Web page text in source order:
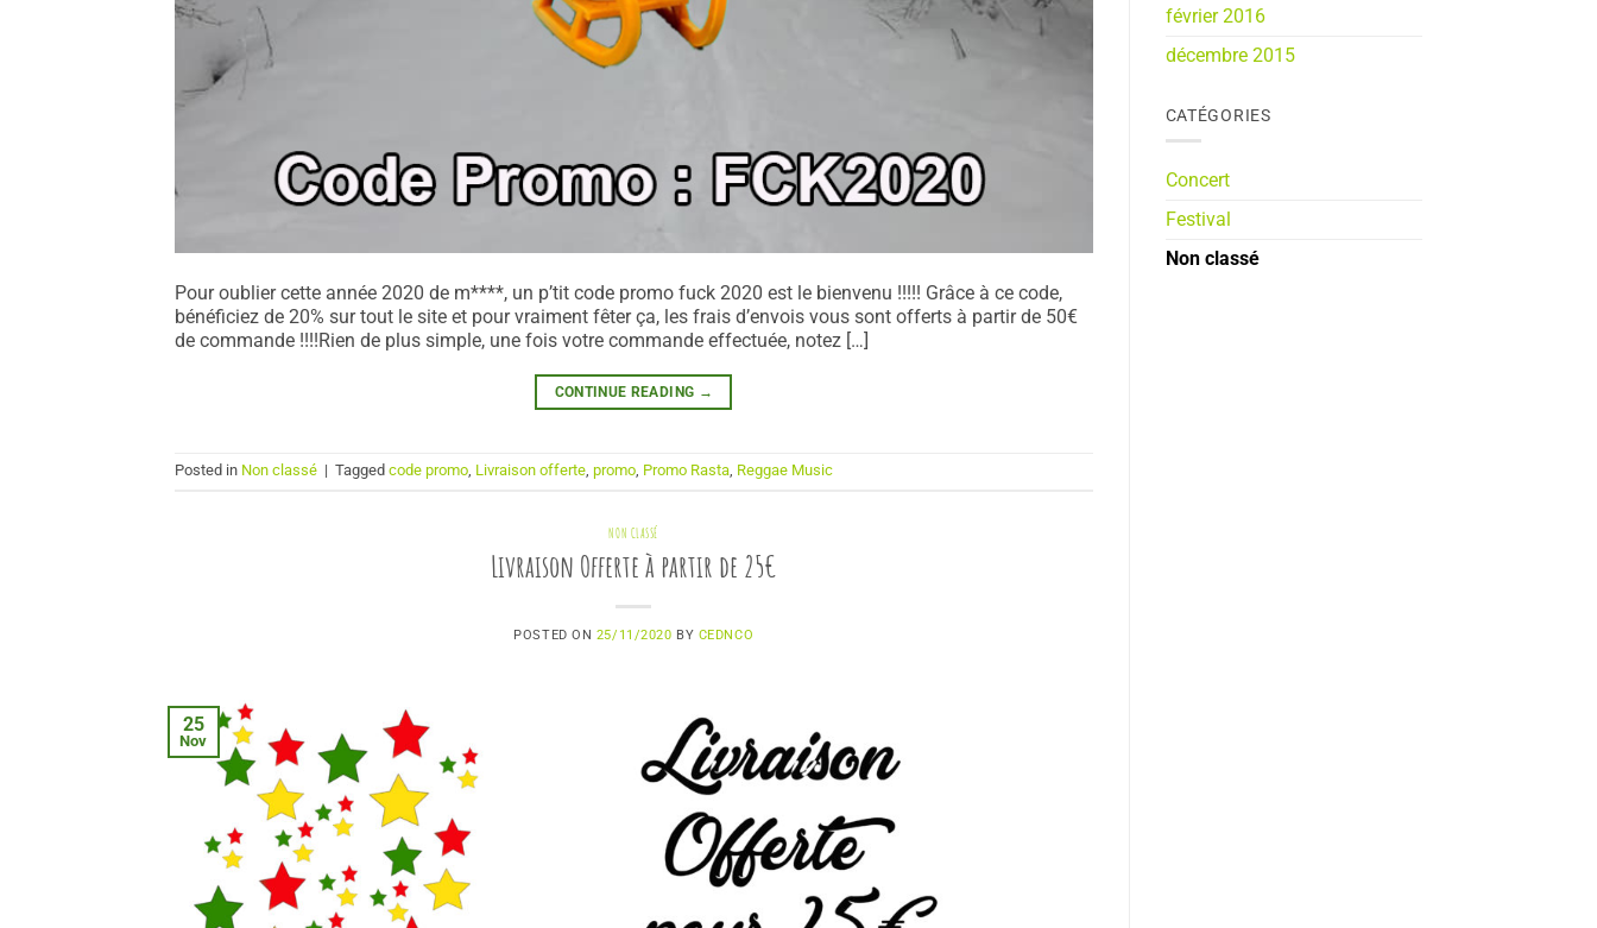
Pour oublier cette année 2020 de m****, un p’tit code promo fuck 2020 est le bienvenu !!!!! Grâce à ce code,
bénéficiez de 20% sur tout le site et pour vraiment fêter ça, les frais d’envois vous sont offerts à partir de 50€
de commande !!!!Rien de plus simple, une fois votre commande effectuée, notez […]
CONTINUE READING →
Posted in Non classé | Tagged code promo, Livraison offerte, promo, Promo Rasta, Reggae Music
NON CLASSÉ
Livraison Offerte à partir de 25€
POSTED ON 25/11/2020 BY CEDNCO
25
Nov
février 2016
décembre 2015
CATÉGORIES
Concert
Festival
Non classé